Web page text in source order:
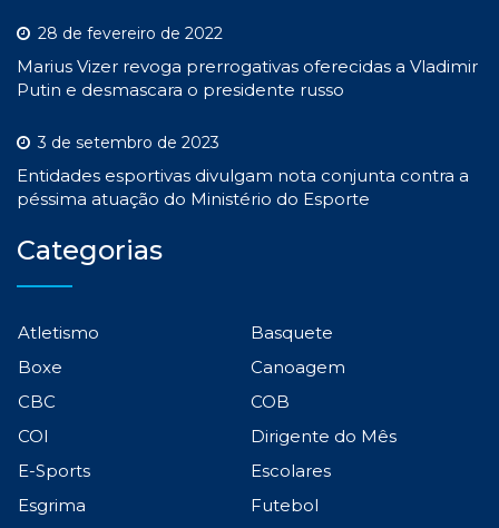
28 de fevereiro de 2022
Marius Vizer revoga prerrogativas oferecidas a Vladimir
Putin e desmascara o presidente russo
3 de setembro de 2023
Entidades esportivas divulgam nota conjunta contra a
péssima atuação do Ministério do Esporte
Categorias
Atletismo
Basquete
Boxe
Canoagem
CBC
COB
COI
Dirigente do Mês
E-Sports
Escolares
Esgrima
Futebol